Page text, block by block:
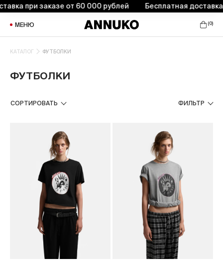
при заказе от 60 000 рублей Бесплатная доставка
МЕНЮ (0)
КАТАЛОГ ФУТБОЛКИ
ФУТБОЛКИ
СОРТИРОВАТЬ ФИЛЬТР